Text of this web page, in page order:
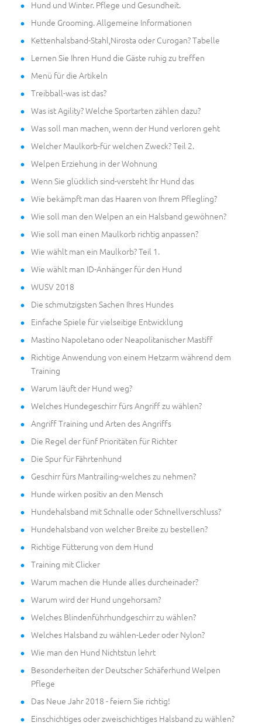
Hund und Winter. Pflege und Gesundheit.
Hunde Grooming. Allgemeine Informationen
Kettenhalsband-Stahl,Nirosta oder Curogan? Tabelle
Lernen Sie Ihren Hund die Gäste ruhig zu treffen
Menü für die Artikeln
Treibball-was ist das?
Was ist Agility? Welche Sportarten zählen dazu?
Was soll man machen, wenn der Hund verloren geht
Welcher Maulkorb-für welchen Zweck? Teil 2.
Welpen Erziehung in der Wohnung
Wenn Sie glücklich sind-versteht Ihr Hund das
Wie bekämpft man das Haaren von Ihrem Pflegling?
Wie soll man den Welpen an ein Halsband gewöhnen?
Wie soll man einen Maulkorb richtig anpassen?
Wie wählt man ein Maulkorb? Teil 1.
Wie wählt man ID-Anhänger für den Hund
WUSV 2018
Die schmutzigsten Sachen Ihres Hundes
Einfache Spiele für vielseitige Entwicklung
Mastino Napoletano oder Neapolitanischer Mastiff
Richtige Anwendung von einem Hetzarm während dem
Training
Warum läuft der Hund weg?
Welches Hundegeschirr fürs Angriff zu wählen?
Angriff Training und Arten des Angriffs
Die Regel der fünf Prioritäten für Richter
Die Spur für Fährtenhund
Geschirr fürs Mantrailing-welches zu nehmen?
Hunde wirken positiv an den Mensch
Hundehalsband mit Schnalle oder Schnellverschluss?
Hundehalsband von welcher Breite zu bestellen?
Richtige Fütterung von dem Hund
Training mit Clicker
Warum machen die Hunde alles durcheinader?
Warum wird der Hund ungehorsam?
Welches Blindenführhundgeschirr zu wählen?
Welches Halsband zu wählen-Leder oder Nylon?
Wie man den Hund Nichtstun lehrt
Besonderheiten der Deutscher Schäferhund Welpen
Pflege
Das Neue Jahr 2018 - feiern Sie richtig!
Einschichtiges oder zweischichtiges Halsband zu wählen?